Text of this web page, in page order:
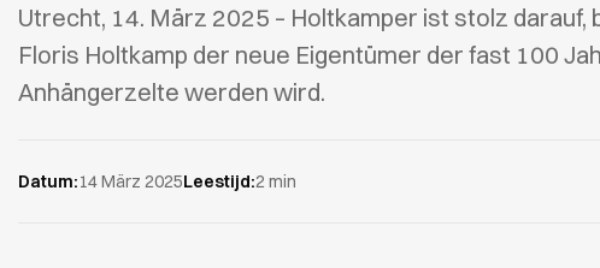
Utrecht, 14. März 2025 – Holtkamper ist stolz darauf,
Floris Holtkamp der neue Eigentümer der fast 100
Anhängerzelte werden wird.
Datum:14 März 2025Leestijd:2 min